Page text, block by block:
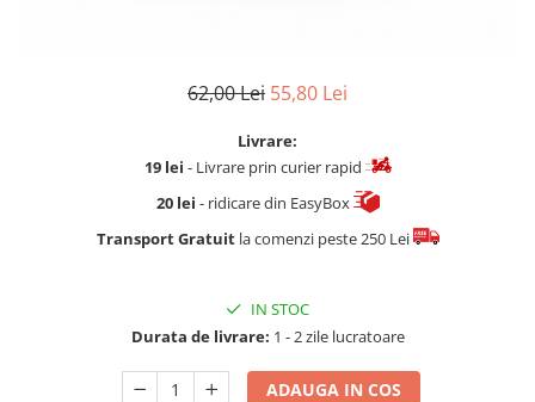
Gel pentru sprancene
Palete Contouring
Pensule Profesionale
Aur Cosmetic
62,00 Lei 55,80 Lei
Livrare:
19 lei - Livrare prin curier rapid
20 lei - ridicare din EasyBox
Transport Gratuitla comenzi peste 250 Lei
IN STOC
Durata de livrare: 1 - 2 zile lucratoare
ADAUGA IN COS